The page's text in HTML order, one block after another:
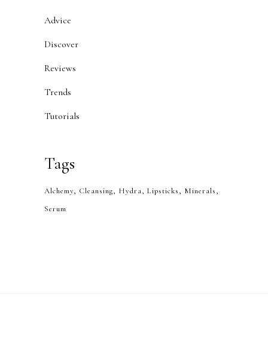
Advice
Discover
Reviews
Trends
Tutorials
Tags
Alchemy Cleansing Hydra Lipsticks
Minerals
Serum